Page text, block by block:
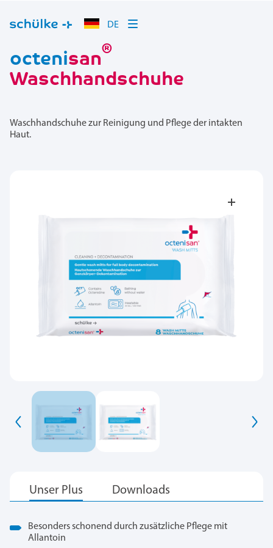
DE
octenisan®
Waschhandschuhe
Waschhandschuhe zur Reinigung und Pflege der intakten
Haut.
Besonders schonend durch zusätzliche Pflege mit
Allantoin